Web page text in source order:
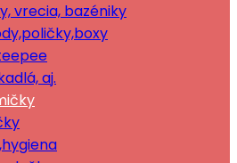
vrecia, bazéniky
aj.